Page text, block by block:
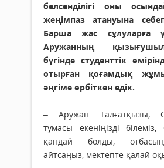
белсенділігі оны
жеңімпаз атануына
Барша жас сұлуларға
Аружанның
бүгінде студенттік
отырған қоғамдық
әңгіме өрбіткен едік.
– Аружан Талғатқызы,
тумасы екеніңізді
қандай болды,
айтсаңыз, мектепте қалай